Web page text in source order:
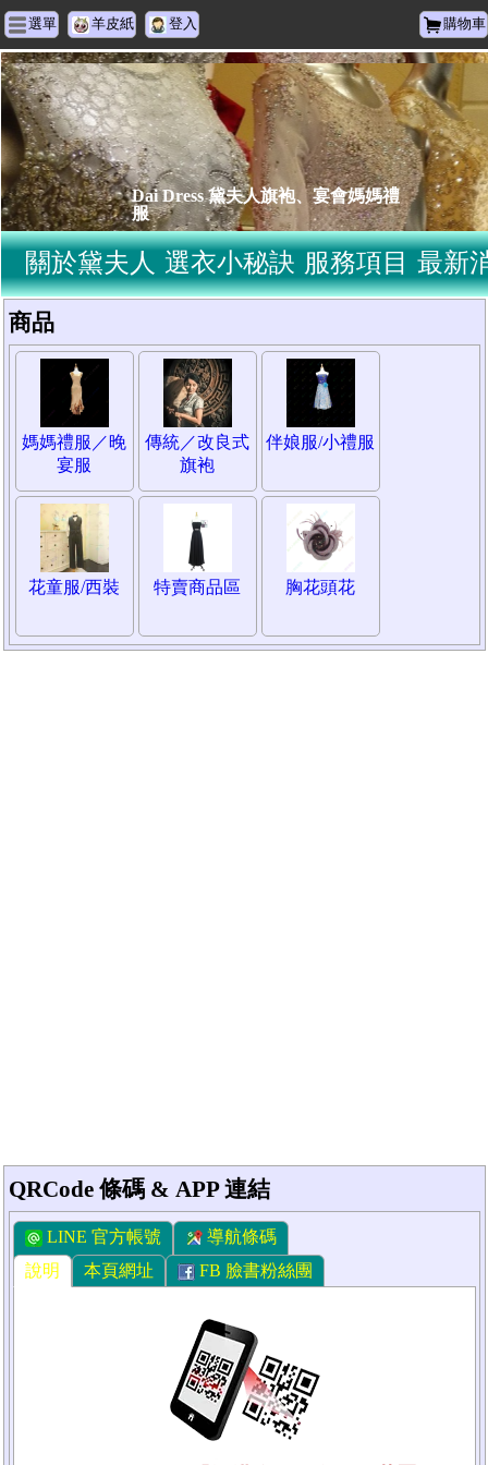
選單 羊皮紙 登入 購物車
Dai Dress 黛夫人旗袍、宴會媽媽禮
服
關於黛夫人 選衣小秘訣 服務項目 最新
商品
媽媽禮服／晚
宴服
傳統／改良式
旗袍
伴娘服/小禮服
花童服/西裝 特賣商品區 胸花頭花
QRCode 條碼 & APP 連結
說明 本頁網址 FB 臉書粉絲團
LINE 官方帳號 導航條碼